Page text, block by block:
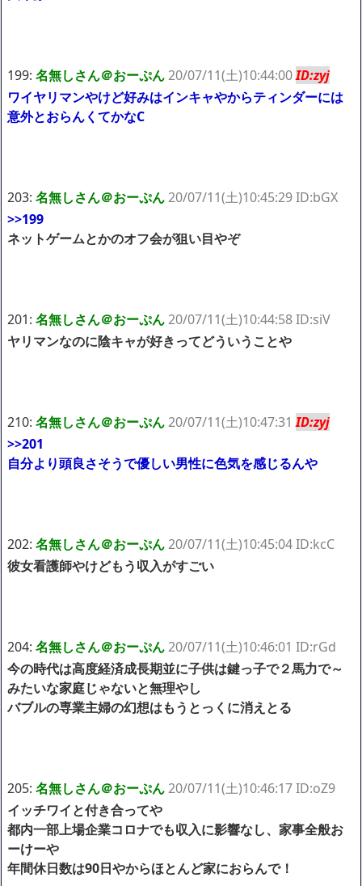
199: 名無しさん＠おーぷん20/07/11(土)10:44:00ID:zyj
ワイヤリマンやけど好みはインキャやからティンダーには
意外とおらんくてかなC
203: 名無しさん＠おーぷん20/07/11(土)10:45:29 ID:bGX
>>199
ネットゲームとかのオフ会が狙い目やぞ
201: 名無しさん＠おーぷん20/07/11(土)10:44:58 ID:siV
ヤリマンなのに陰キャが好きってどういうことや
210: 名無しさん＠おーぷん20/07/11(土)10:47:31ID:zyj
>>201
自分より頭良さそうで優しい男性に色気を感じるんや
202: 名無しさん＠おーぷん20/07/11(土)10:45:04 ID:kcC
彼女看護師やけどもう収入がすごい
204: 名無しさん＠おーぷん20/07/11(土)10:46:01 ID:rGd
今の時代は高度経済成長期並に子供は鍵っ子で２馬力で～
みたいな家庭じゃないと無理やし
バブルの専業主婦の幻想はもうとっくに消えとる
205: 名無しさん＠おーぷん20/07/11(土)10:46:17 ID:oZ9
イッチワイと付き合ってや
都内一部上場企業コロナでも収入に影響なし、家事全般お
ーけーや
年間休日数は90日やからほとんど家におらんで！